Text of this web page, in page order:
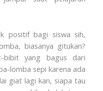
positif bagi siswa sih,
biasanya gitukan?
bibit yang bagus dari
lomba sepi karena ada
giat lagi kan, siapa tau